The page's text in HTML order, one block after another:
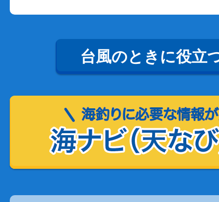
台風のときに役立